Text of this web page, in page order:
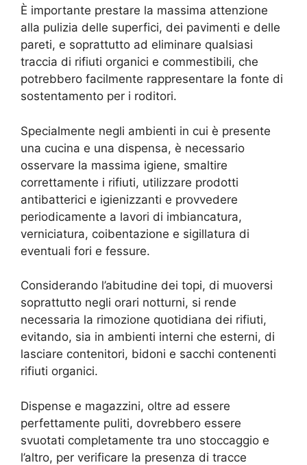
È importante prestare la massima attenzione
alla pulizia delle superfici, dei pavimenti e delle
pareti, e soprattutto ad eliminare qualsiasi
traccia di rifiuti organici e commestibili, che
potrebbero facilmente rappresentare la fonte di
sostentamento per i roditori.
Specialmente negli ambienti in cui è presente
una cucina e una dispensa, è necessario
osservare la massima igiene, smaltire
correttamente i rifiuti, utilizzare prodotti
antibatterici e igienizzanti e provvedere
periodicamente a lavori di imbiancatura,
verniciatura, coibentazione e sigillatura di
eventuali fori e fessure.
Considerando l’abitudine dei topi, di muoversi
soprattutto negli orari notturni, si rende
necessaria la rimozione quotidiana dei rifiuti,
evitando, sia in ambienti interni che esterni, di
lasciare contenitori, bidoni e sacchi contenenti
rifiuti organici.
Dispense e magazzini, oltre ad essere
perfettamente puliti, dovrebbero essere
svuotati completamente tra uno stoccaggio e
l’altro, per verificare la presenza di tracce